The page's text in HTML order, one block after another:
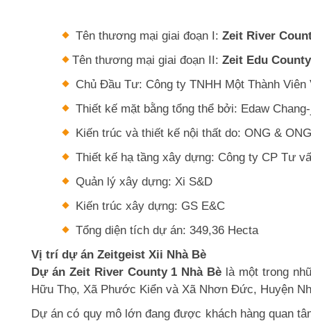
Tên thương mại giai đoạn I:Zeit River
Tên thương mại giai đoạn II:Zeit Edu
Chủ Đầu Tư: Công ty TNHH Một Thành
Thiết kế mặt bằng tổng thể bởi: Edaw
Kiến trúc và thiết kế nội thất do: ONG &
Thiết kế hạ tầng xây dựng: Công ty CP Tư
Quản lý xây dựng: Xi S&D
Kiến trúc xây dựng: GS E&C
Tổng diện tích dự án: 349,36 Hecta
Vị trí dự án Zeitgeist Xii Nhà Bè
Dự án Zeit River County 1 Nhà Bè là một trong
Hữu Thọ, Xã Phước Kiển và Xã Nhơn Đức, Huyện
Dự án có quy mô lớn đang được khách hàng quan